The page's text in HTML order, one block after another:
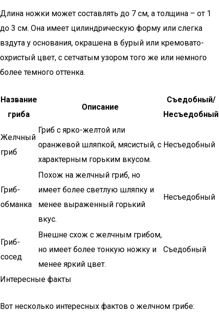
Длина ножки может составлять до 7 см, а толщина – от 1
до 3 см. Она имеет цилиндрическую форму или слегка
вздута у основания, окрашена в бурый или кремовато-
охристый цвет, с сетчатым узором того же или немного
более темного оттенка.
Название
гриба
Описание
Съедобный/
Несъедобный
Желчный
гриб
Гриб с ярко-желтой или
оранжевой шляпкой, мясистый, с
характерным горьким вкусом.
Несъедобный
Гриб-
обманка
Похож на желчный гриб, но
имеет более светлую шляпку и
менее выраженный горький
вкус.
Несъедобный
Гриб-
сосед
Внешне схож с желчным грибом,
но имеет более тонкую ножку и
менее яркий цвет.
Съедобный
Интересные факты
Вот несколько интересных фактов о желчном грибе: